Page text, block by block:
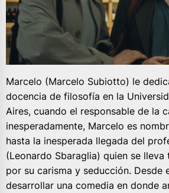
Marcelo (Marcelo Subiotto) le
docencia de filosofía en la
Aires, cuando el responsable de la
inesperadamente, Marcelo es
hasta la inesperada llegada del
(Leonardo Sbaraglia) quien se lleva
por su carisma y seducción. Desde
desarrollar una comedia en donde